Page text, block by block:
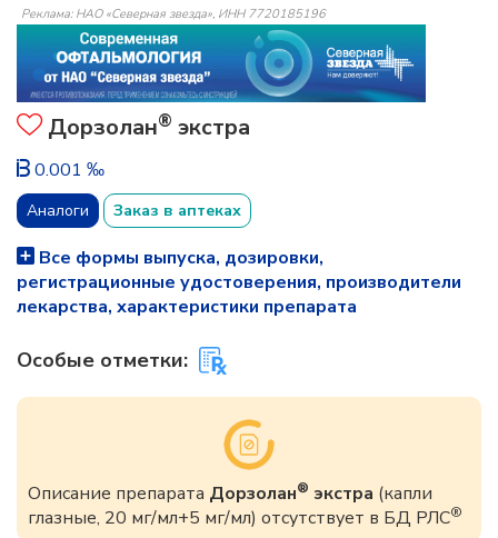
Реклама: НАО «Северная звезда», ИНН 7720185196
Дорзолан® экстра
0.001 ‰
Аналоги Заказ в аптеках
Все формы выпуска, дозировки,
регистрационные удостоверения, производители
лекарства, характеристики препарата
Особые отметки:
Описание препарата Дорзолан® экстра (капли
глазные, 20 мг/мл+5 мг/мл) отсутствует в БД РЛС®